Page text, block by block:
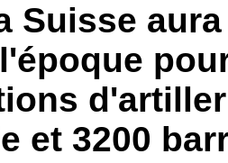
Suisse
et 3200